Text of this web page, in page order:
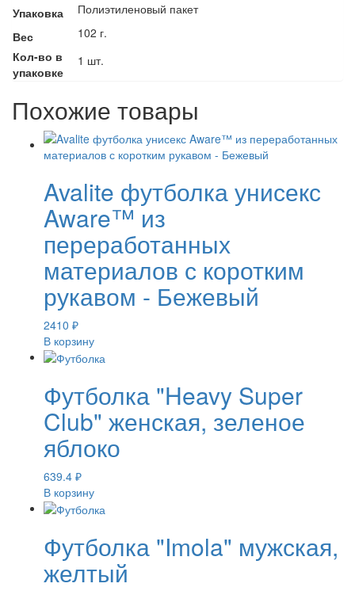
Упаковка
Полиэтиленовый пакет
Вес
102 г.
Кол-во в
упаковке
1 шт.
Похожие товары
Avalite футболка унисекс
Aware™ из
переработанных
материалов с коротким
рукавом - Бежевый
2410 ₽
В корзину
Футболка "Heavy Super
Club" женская, зеленое
яблоко
639.4 ₽
В корзину
Футболка "Imola" мужская,
желтый